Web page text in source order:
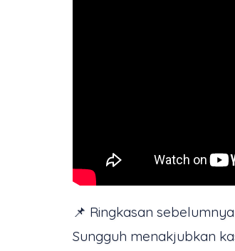
📌 Ringkasan
Sungguh menakjubkan